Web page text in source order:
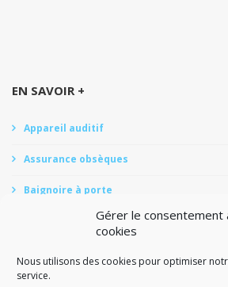
Gérer le consentement
cookies
Nous utilisons des cookies pour optimiser
service.
EN SAVOIR +
Appareil auditif
Assurance obsèques
Baignoire à porte
Douche Senior
Monte-escaliers